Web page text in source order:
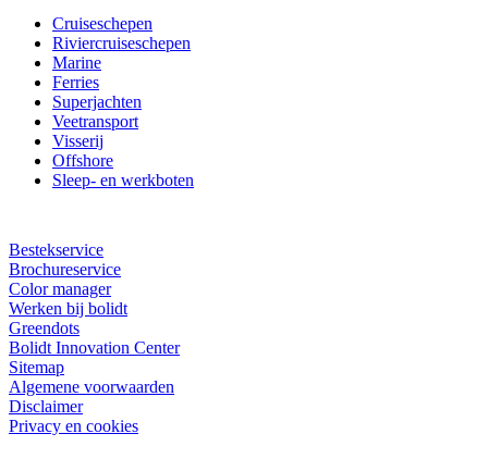
Cruiseschepen
Riviercruiseschepen
Marine
Ferries
Superjachten
Veetransport
Visserij
Offshore
Sleep- en werkboten
Bestekservice
Brochureservice
Color manager
Werken bij bolidt
Greendots
Bolidt Innovation Center
Sitemap
Algemene voorwaarden
Disclaimer
Privacy en cookies